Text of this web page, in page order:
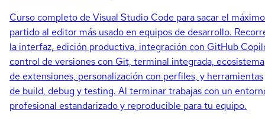
Curso completo de Visual Studio Code para sacar el máximo
partido al editor más usado en equipos de desarrollo.
la interfaz, edición productiva, integración con GitHub
control de versiones con Git, terminal integrada, ecosistema
de extensiones, personalización con perfiles, y herramientas
de build, debug y testing. Al terminar trabajas con un
profesional estandarizado y reproducible para tu equipo.